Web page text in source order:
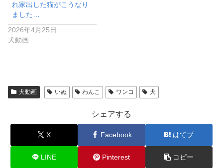
れ家出した猫がこうなり
ました…
2026年4月25日
犬動画
犬動画 いぬ わんこ ワンコ 犬
シェアする
X Facebook はてブ
LINE Pinterest コピー